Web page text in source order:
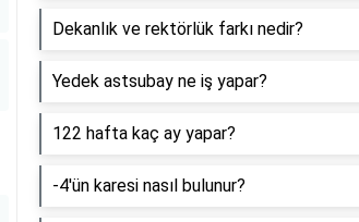
Dekanlık ve rektörlük farkı nedir?
Yedek astsubay ne iş yapar?
122 hafta kaç ay yapar?
-4'ün karesi nasıl bulunur?